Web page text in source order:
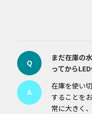
Q
まだ在庫の
ってから
A
在庫を使い
することを
常に大きく